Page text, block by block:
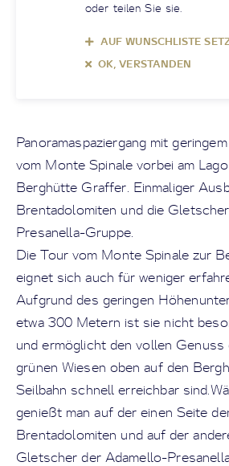
oder teilen Sie sie.
AUF WUNSCHLISTE
OK, VERSTANDEN
Panoramaspaziergang mit
vom Monte Spinale vorbei am
Berghütte Graffer. Einmaliger
Brentadolomiten und die
Presanella-Gruppe.
Die Tour vom Monte Spinale zur
eignet sich auch für weniger
Aufgrund des geringen
etwa 300 Metern ist sie nicht
und ermöglicht den vollen
grünen Wiesen oben auf den
Seilbahn schnell erreichbar
genießt man auf der einen Seite
Brentadolomiten und auf der
Gletscher der Adamello-